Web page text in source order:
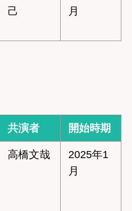
己
月
共演者 開始時期
高橋文哉
2025年1
月